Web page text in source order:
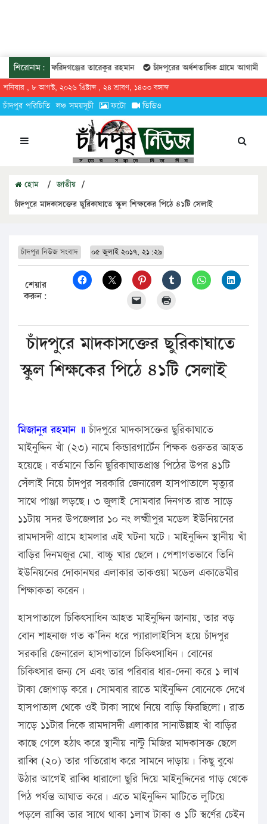
শিরোনাম:
কমিটিতে ফরিদগঞ্জের তারেকুর রহমান চাঁদপুরের অর্ধশতাধিক গ্রামে আগামীকাল
শনিবার , ৮ আগস্ট, ২০২৬ খ্রিষ্টাব্দ , ২৪ শ্রাবণ, ১৪৩৩ বঙ্গাব্দ
চাঁদপুর পরিচিতি লঞ্চ সময়সূচী ফটো ভিডিও
হোম / জাতীয় /
চাঁদপুরে মাদকাসক্তের ছুরিকাঘাতে স্কুল শিক্ষকের পিঠে ৪১টি সেলাই
চাঁদপুর নিউজ সংবাদ ০৫ জুলাই ২০১৭, ২১:২৯
শেয়ার
করুন:
চাঁদপুরে মাদকাসক্তের ছুরিকাঘাতে
স্কুল শিক্ষকের পিঠে ৪১টি সেলাই
মিজানুর রহমান ॥ চাঁদপুরে মাদকাসক্তের ছুরিকাঘাতে
মাইনুদ্দিন খাঁ (২৩) নামে কিন্ডারগার্টেন শিক্ষক গুরুতর আহত
হয়েছে। বর্তমানে তিনি ছুরিকাঘাতপ্রাপ্ত পিঠের উপর ৪১টি
সেঁলাই নিয়ে চাঁদপুর সরকারি জেনারেল হাসপাতালে মৃত্যুর
সাথে পাঞ্জা লড়ছে। ৩ জুলাই সোমবার দিনগত রাত সাড়ে
১১টায় সদর উপজেলার ১০ নং লক্ষ্মীপুর মডেল ইউনিয়নের
রামদাসদী গ্রামে হামলার এই ঘটনা ঘটে। মাইনুদ্দিন স্থানীয় খাঁ
বাড়ির দিনমজুর মো. বাচ্চু খার ছেলে। পেশাগতভাবে তিনি
ইউনিয়নের দোকানঘর এলাকার তাকওয়া মডেল একাডেমীর
শিক্ষাকতা করেন।
হাসপাতালে চিকিৎসাধিন আহত মাইনুদ্দিন জানায়, তার বড়
বোন শাহনাজ গত ক’দিন ধরে প্যারালাইসিস হয়ে চাঁদপুর
সরকারি জেনারেল হাসপাতালে চিকিৎসাধিন। বোনের
চিকিৎসার জন্য সে এবং তার পরিবার ধার-দেনা করে ১ লাখ
টাকা জোগাড় করে। সোমবার রাতে মাইনুদ্দিন বোনেকে দেখে
হাসপাতাল থেকে ওই টাকা সাথে নিয়ে বাড়ি ফিরছিলো। রাত
সাড়ে ১১টার দিকে রামদাসদী এলাকার সানাউল্লাহ খাঁ বাড়ির
কাছে গেলে হঠাৎ করে স্থানীয় নান্টু মিজির মাদকাসক্ত ছেলে
রাব্বি (২০) তার গতিরোধ করে সামনে দাড়ায়। কিছু বুঝে
উঠার আগেই রাব্বি ধারালো ছুরি দিয়ে মাইনুদ্দিনের গাড় থেকে
পিঠ পর্যন্ত আঘাত করে। এতে মাইনুদ্দিন মাটিতে লুটিয়ে
পড়লে রাব্বি তার সাথে থাকা ১লাখ টাকা ও ১টি স্বর্ণের চেইন